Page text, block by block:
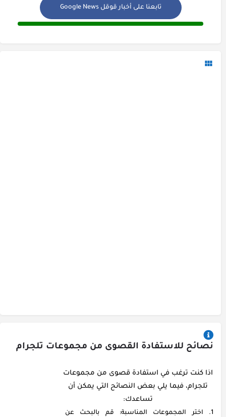
تابعنا على أخبار قوقل Google News
نصائح للاستفادة القصوى من مجموعات تلجرام
اذا كنت ترغب في استفادة قصوى من مجموعات
تلجرام، فيما يلي بعض النصائح التي يمكن أن
تساعدك:
اختر المجموعات المناسبة: قم بالبحث عن